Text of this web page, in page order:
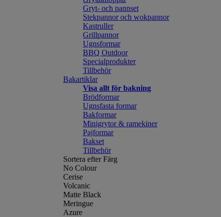
Gryt- och pannset
Stekpannor och wokpannor
Kastruller
Grillpannor
Ugnsformar
BBQ Outdoor
Specialprodukter
Tillbehör
Bakartiklar
Visa allt för bakning
Brödformar
Ugnsfasta formar
Bakformar
Minigrytor & ramekiner
Pajformar
Bakset
Tillbehör
Sortera efter Färg
No Colour
Cerise
Volcanic
Matte Black
Meringue
Azure